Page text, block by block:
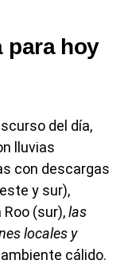
para hoy
del día,
lluvias
con descargas
y sur),
(sur),las
locales y
cálido.